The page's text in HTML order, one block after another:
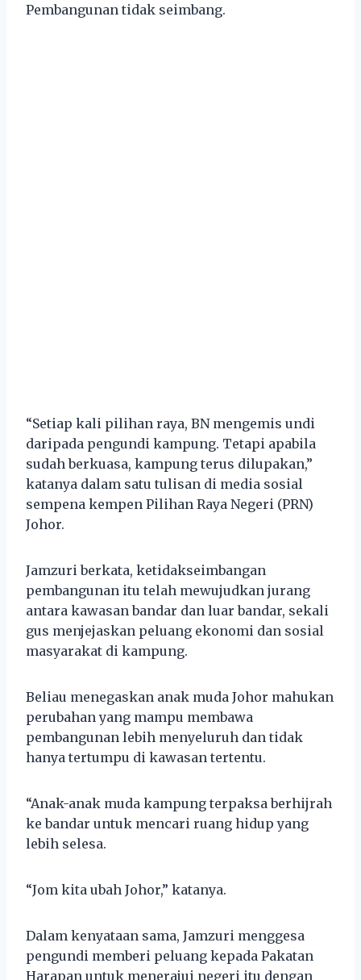
Pembangunan tidak seimbang.
“Setiap kali pilihan raya, BN mengemis undi
daripada pengundi kampung. Tetapi apabila
sudah berkuasa, kampung terus dilupakan,”
katanya dalam satu tulisan di media sosial
sempena kempen Pilihan Raya Negeri (PRN)
Johor.
Jamzuri berkata, ketidakseimbangan
pembangunan itu telah mewujudkan jurang
antara kawasan bandar dan luar bandar, sekali
gus menjejaskan peluang ekonomi dan sosial
masyarakat di kampung.
Beliau menegaskan anak muda Johor mahukan
perubahan yang mampu membawa
pembangunan lebih menyeluruh dan tidak
hanya tertumpu di kawasan tertentu.
“Anak-anak muda kampung terpaksa berhijrah
ke bandar untuk mencari ruang hidup yang
lebih selesa.
“Jom kita ubah Johor,” katanya.
Dalam kenyataan sama, Jamzuri menggesa
pengundi memberi peluang kepada Pakatan
Harapan untuk menerajui negeri itu dengan